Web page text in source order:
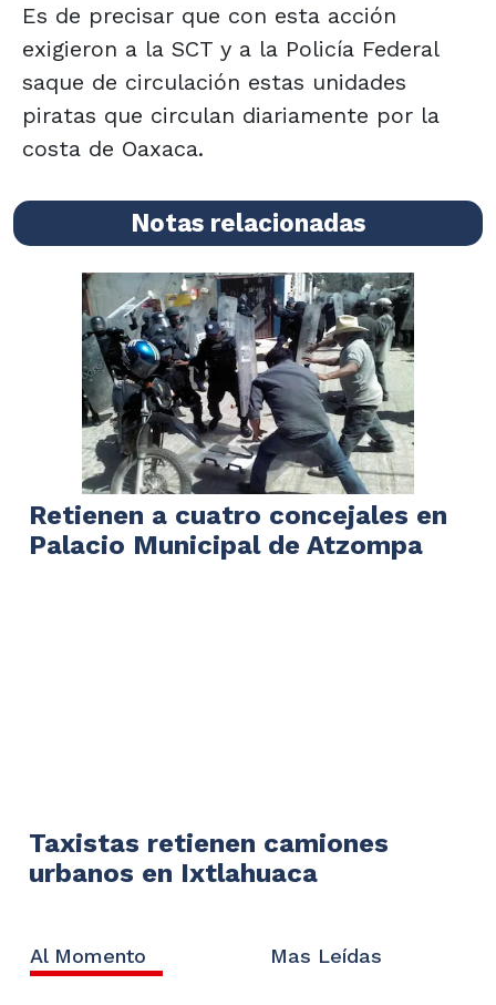
Es de precisar que con esta acción
exigieron a la SCT y a la Policía Federal
saque de circulación estas unidades
piratas que circulan diariamente por la
costa de Oaxaca.
Notas relacionadas
Retienen a cuatro concejales en
Palacio Municipal de Atzompa
Taxistas retienen camiones
urbanos en Ixtlahuaca
Al Momento Mas Leídas